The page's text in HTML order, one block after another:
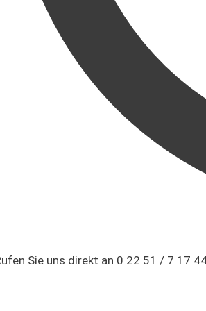
Sie uns direkt an 0 22 51 / 7 17